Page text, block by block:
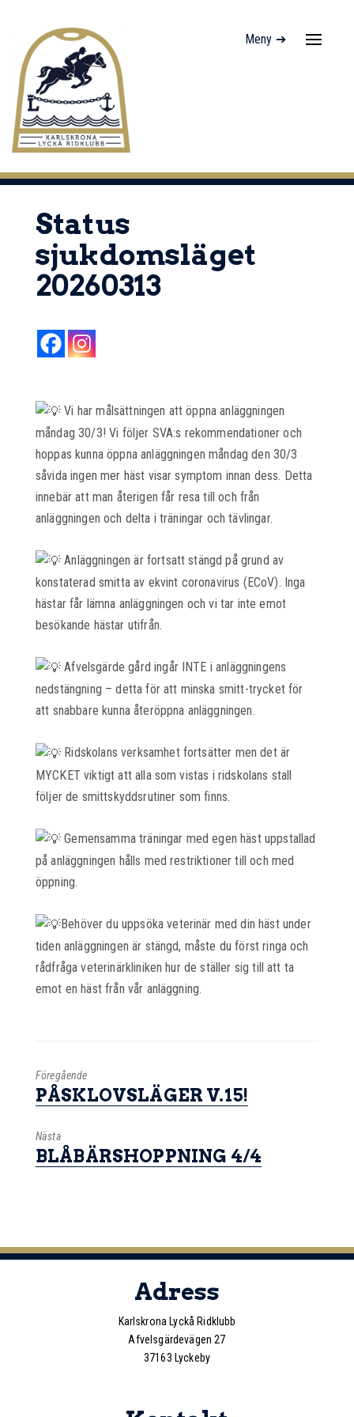
Meny ➔
Status
sjukdomsläget
20260313
Vi har målsättningen att öppna anläggningen
måndag 30/3! Vi följer SVA:s rekommendationer och
hoppas kunna öppna anläggningen måndag den 30/3
såvida ingen mer häst visar symptom innan dess. Detta
innebär att man återigen får resa till och från
anläggningen och delta i träningar och tävlingar.
Anläggningen är fortsatt stängd på grund av
konstaterad smitta av ekvint coronavirus (ECoV). Inga
hästar får lämna anläggningen och vi tar inte emot
besökande hästar utifrån.
Afvelsgärde gård ingår INTE i anläggningens
nedstängning – detta för att minska smitt-trycket för
att snabbare kunna återöppna anläggningen.
Ridskolans verksamhet fortsätter men det är
MYCKET viktigt att alla som vistas i ridskolans stall
följer de smittskyddsrutiner som finns.
Gemensamma träningar med egen häst uppstallad
på anläggningen hålls med restriktioner till och med
öppning.
Behöver du uppsöka veterinär med din häst under
tiden anläggningen är stängd, måste du först ringa och
rådfråga veterinärkliniken hur de ställer sig till att ta
emot en häst från vår anläggning.
Föregående
PÅSKLOVSLÄGER V.15!
Nästa
BLÅBÄRSHOPPNING 4/4
Adress
Karlskrona Lyckå Ridklubb
Afvelsgärdevägen 27
37163 Lyckeby